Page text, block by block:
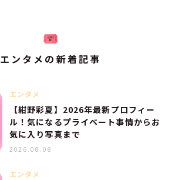
エンタメの新着記事
エンタメ
【紺野彩夏】2026年最新プロフィー
ル！気になるプライベート事情からお
気に入り写真まで
2026.08.08
エンタメ